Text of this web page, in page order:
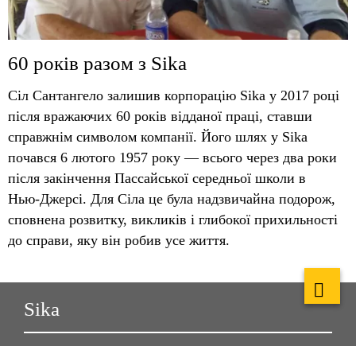
60 років разом з Sika
Сіл Сантангело залишив корпорацію Sika у 2017 році
після вражаючих 60 років відданої праці, ставши
справжнім символом компанії. Його шлях у Sika
почався 6 лютого 1957 року — всього через два роки
після закінчення Пассайської середньої школи в
Нью‑Джерсі. Для Сіла це була надзвичайна подорож,
сповнена розвитку, викликів і глибокої прихильності
до справи, яку він робив усе життя.
Sika